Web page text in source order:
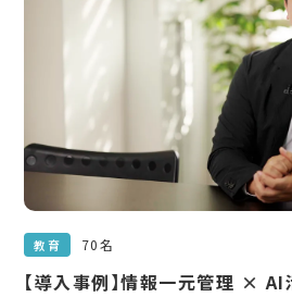
教育 70名
【導入事例】情報一元管理 × AI